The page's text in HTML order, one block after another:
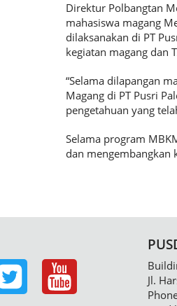
Direktur Polbangtan
mahasiswa magang
dilaksanakan di PT
kegiatan magang dan
“Selama dilapangan
Magang di PT Pusri
pengetahuan yang
Selama program
dan mengembangkan
Jl.